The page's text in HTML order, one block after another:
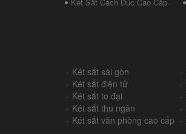
Két sắt sài gòn
Két sắt điện tử
Két sắt to đại
Két sắt thu ngân
Két sắt văn phòng cao cấp